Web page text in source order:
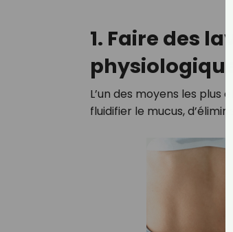
1. Faire des
physiologique
L’un des moyens les
fluidifier le mucus,